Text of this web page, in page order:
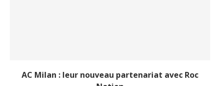
AC Milan : leur nouveau partenariat avec Roc